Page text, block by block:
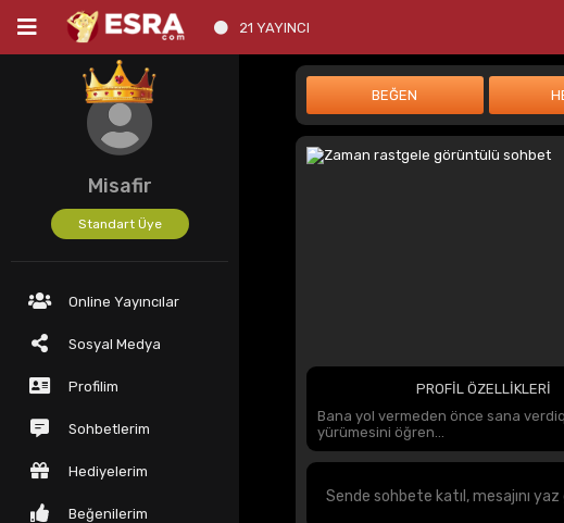
21 YAYINCI
Misafir
Standart Üye
Online Yayıncılar
Sosyal Medya
Profilim
Sohbetlerim
Hediyelerim
Beğenilerim
PROFİL ÖZELLİKLERİ
Bana yol vermeden önce sana
yürümesini öğren...